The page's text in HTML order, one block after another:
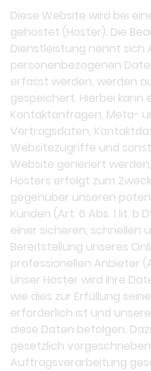
Diese Website wird bei
gehostet (Hoster). Die
Dienstleistung nennt sich
personenbezogenen
erfasst werden, werden
gespeichert. Hierbei kann
Kontaktanfragen, Meta-
Vertragsdaten,
Websitezugriffe und
Website generiert
Hosters erfolgt zum
gegenüber unseren
Kunden (Art. 6 Abs. 1 lit. b
einer sicheren, schnellen
Bereitstellung unseres
professionellen Anbieter
Unser Hoster wird Ihre
wie dies zur Erfüllung
erforderlich ist und
diese Daten befolgen.
gesetzlich
Auftragsverarbeitung